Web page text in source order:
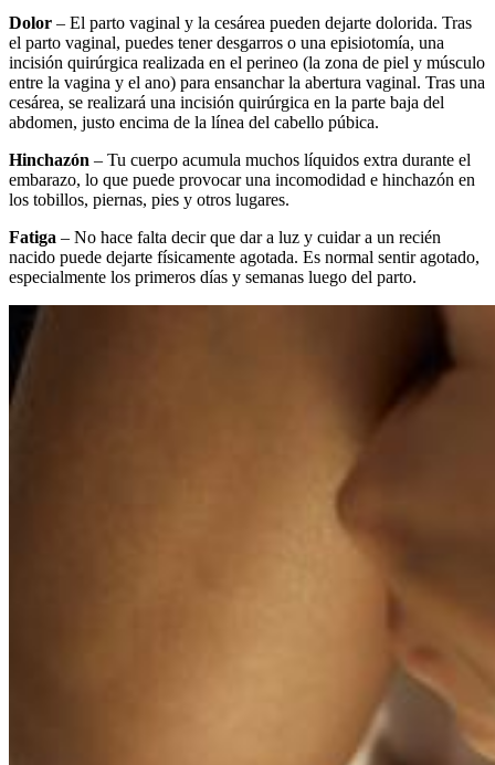
Dolor – El parto vaginal y la cesárea pueden dejarte dolorida. Tras
el parto vaginal, puedes tener desgarros o una episiotomía, una
incisión quirúrgica realizada en el perineo (la zona de piel y músculo
entre la vagina y el ano) para ensanchar la abertura vaginal. Tras una
cesárea, se realizará una incisión quirúrgica en la parte baja del
abdomen, justo encima de la línea del cabello púbica.
Hinchazón – Tu cuerpo acumula muchos líquidos extra durante el
embarazo, lo que puede provocar una incomodidad e hinchazón en
los tobillos, piernas, pies y otros lugares.
Fatiga – No hace falta decir que dar a luz y cuidar a un recién
nacido puede dejarte físicamente agotada. Es normal sentir agotado,
especialmente los primeros días y semanas luego del parto.